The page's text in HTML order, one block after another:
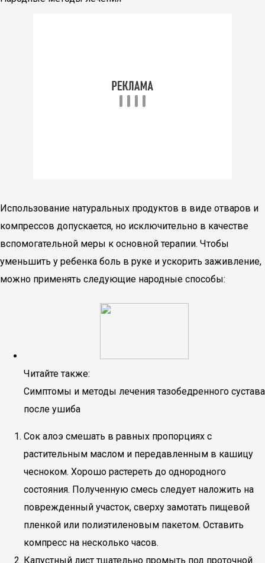
Использование натуральных продуктов в виде отваров и
компрессов допускается, но исключительно в качестве
вспомогательной меры к основной терапии. Чтобы
уменьшить у ребенка боль в руке и ускорить заживление,
можно применять следующие народные способы:
Читайте также:
Симптомы и методы лечения тазобедренного сустава
после ушиба
Сок алоэ смешать в равных пропорциях с
растительным маслом и передавленным в кашицу
чесноком. Хорошо растереть до однородного
состояния. Полученную смесь следует наложить на
поврежденный участок, сверху замотать пищевой
пленкой или полиэтиленовым пакетом. Оставить
компресс на несколько часов.
Капустный лист тщательно промыть под проточной